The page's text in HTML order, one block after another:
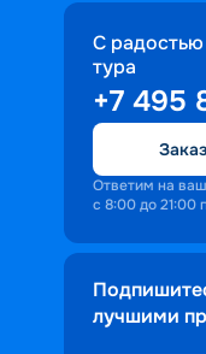
С
тура
+7 495
Ответим на
с 8:00 до 21:00
лучшими